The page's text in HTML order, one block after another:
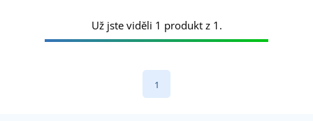
Už jste viděli 1 produkt z 1.
1